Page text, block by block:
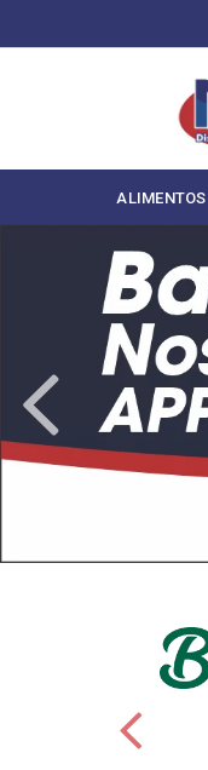
ALIMENTOS